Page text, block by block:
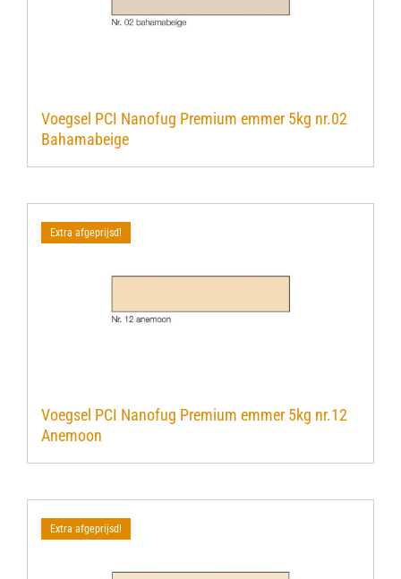
Voegsel PCI Nanofug Premium emmer 5kg nr.02
Bahamabeige
Extra afgeprijsd!
Voegsel PCI Nanofug Premium emmer 5kg nr.12
Anemoon
Extra afgeprijsd!